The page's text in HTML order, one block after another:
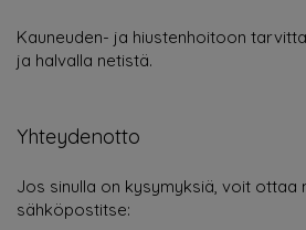
Kauneuden- ja hiustenhoitoon
ja halvalla netistä.
Yhteydenotto
Jos sinulla on kysymyksiä, voit ottaa
sähköpostitse: